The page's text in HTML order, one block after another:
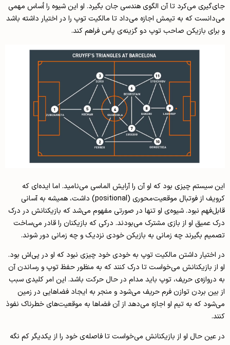
جای‌گیری‌ می‌کرد تا آن الگو‌ی هندسی جان بگیرد. او این شیوه را أساس مهمی
می‌دانست که به تیمش اجازه می‌داد تا مالکیت توپ را در اختیار داشته باشد
و برای بازیکن صاحب توپ دو گزینه‌ی پاس فراهم کند.
این سیستم چیزی بود که او آن را آرایش الماسی می‌نامید. اما ایده‌ای که
کرویف از فوتبال موقعیت‌محوری (positional) داشت، همیشه به آسانی
قابل‌فهم نبود. شیوه‌ی او تنها در صورتی مفهوم می‌شد که بازیکنانش در درک
درک عمیق او از بازی مشترک می‌بودند. درکی که بازیکنان را قادر می‌ساخت
تصمیم بگیرند چه زمانی به بازیکن خودی نزدیک و چه زمانی دور شوند.
در اختیار داشتن مالکیت توپ به خودی خود چیزی نبود که او در پی‌اش بود.
او از بازیکنانش می‌خواست تا درک کنند که به منظور حفظ توپ و رساندن آن
به دروازه‌ی حریف، توپ باید مدام در حال حرکت باشد. این امر کلیدی سبب
از بین بردن توازن فرم حریف می‌شود و منجر به ایجاد فضاهایی در زمین
می‌شود که به تیم او اجازه می‌دهد از آن فضاها به موقعیت‌های خطرناک نفوذ
کنند.
در عین حال او از بازیکنانش می‌خواست تا فاصله‌ی خود را از یکدیگر کم نگه